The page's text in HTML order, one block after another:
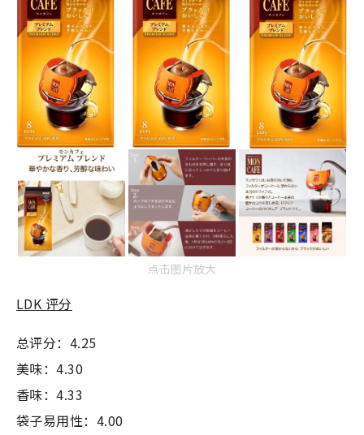
点击图片放大
LDK 评分
总评分：4.25
美味：4.30
香味：4.33
袋子易用性：4.00